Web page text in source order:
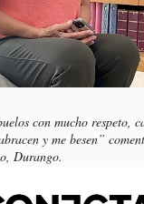
con mucho respeto,
y me besen”
Durango.